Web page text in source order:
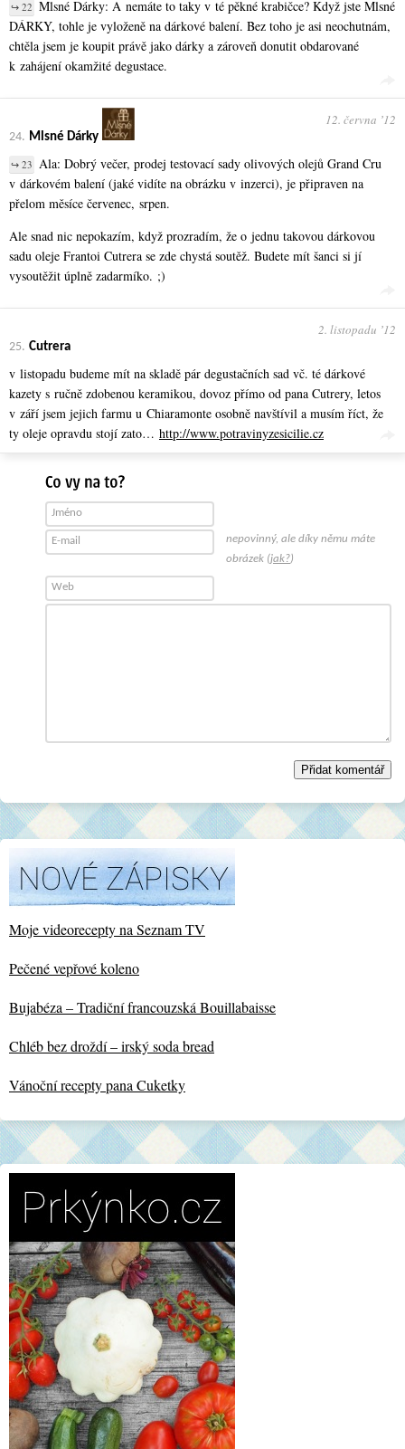
↪ 22 Mlsné Dárky: A nemáte to taky v té pěkné krabičce? Když jste Mlsné
DÁRKY, tohle je vyloženě na dárkové balení. Bez toho je asi neochutnám,
chtěla jsem je koupit právě jako dárky a zároveň donutit obdarované
k zahájení okamžité degustace.
24. Mlsné Dárky
12. června ʼ12
↪ 23 Ala: Dobrý večer, prodej testovací sady olivových olejů Grand Cru
v dárkovém balení (jaké vidíte na obrázku v inzerci), je připraven na
přelom měsíce červenec, srpen.
Ale snad nic nepokazím, když prozradím, že o jednu takovou dárkovou
sadu oleje Frantoi Cutrera se zde chystá soutěž. Budete mít šanci si jí
vysoutěžit úplně zadarmíko. ;)
25. Cutrera
2. listopadu ʼ12
v listopadu budeme mít na skladě pár degustačních sad vč. té dárkové
kazety s ručně zdobenou keramikou, dovoz přímo od pana Cutrery, letos
v září jsem jejich farmu u Chiaramonte osobně navštívil a musím říct, že
ty oleje opravdu stojí zato… http://www.potravinyzesicilie.cz
Jméno
E-mail
nepovinný, ale díky němu máte
obrázek (jak?)
Web
Moje videorecepty na Seznam TV
Pečené vepřové koleno
Bujabéza – Tradiční francouzská Bouillabaisse
Chléb bez droždí – irský soda bread
Vánoční recepty pana Cuketky